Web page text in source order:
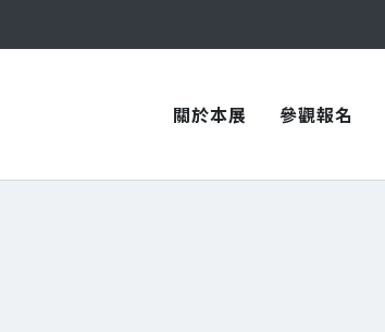
關於本展 參觀報名